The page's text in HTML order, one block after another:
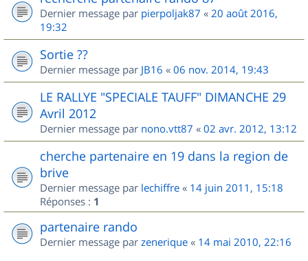
Dernier message par pierpoljak87 « 20 août 2016,
19:32
Sortie ??
Dernier message par JB16 « 06 nov. 2014, 19:43
LE RALLYE "SPECIALE TAUFF" DIMANCHE 29
Avril 2012
Dernier message par nono.vtt87 « 02 avr. 2012, 13:12
cherche partenaire en 19 dans la region de
brive
Dernier message par lechiffre « 14 juin 2011, 15:18
Réponses : 1
partenaire rando
Dernier message par zenerique « 14 mai 2010, 22:16